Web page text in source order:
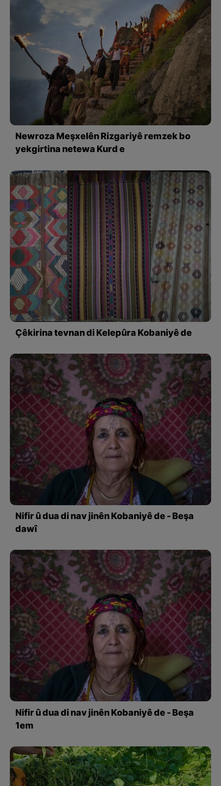
Newroza Meşxelên Rizgariyê remzek bo
yekgirtina netewa Kurd e
Çêkirina tevnan di Kelepûra Kobaniyê de
Nifir û dua di nav jinên Kobaniyê de - Beşa
dawî
Nifir û dua di nav jinên Kobaniyê de - Beşa
1em